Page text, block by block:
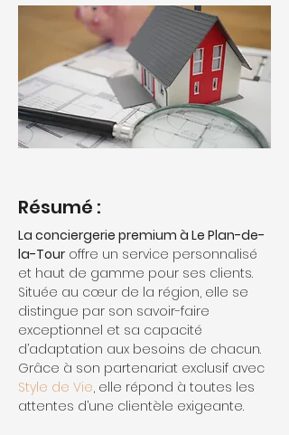
Résumé :
La conciergerie premium à Le Plan-de-
la-Tour offre un service personnalisé
et haut de gamme pour ses clients.
Située au cœur de la région, elle se
distingue par son savoir-faire
exceptionnel et sa capacité
d’adaptation aux besoins de chacun.
Grâce à son partenariat exclusif avec
Style de Vie, elle répond à toutes les
attentes d’une clientèle exigeante.